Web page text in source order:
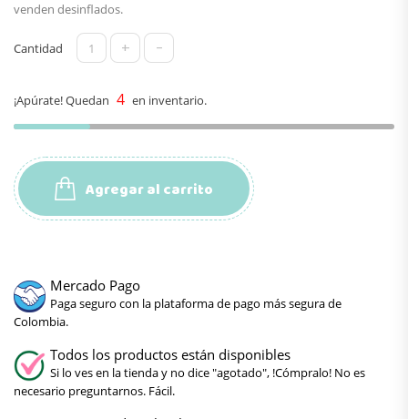
venden desinflados.
Cantidad + -
¡Apúrate! Quedan 4 en inventario.
Agregar al carrito
Mercado Pago
Paga seguro con la plataforma de pago más segura de
Colombia.
Todos los productos están disponibles
Si lo ves en la tienda y no dice "agotado", !Cómpralo! No es
necesario preguntarnos. Fácil.